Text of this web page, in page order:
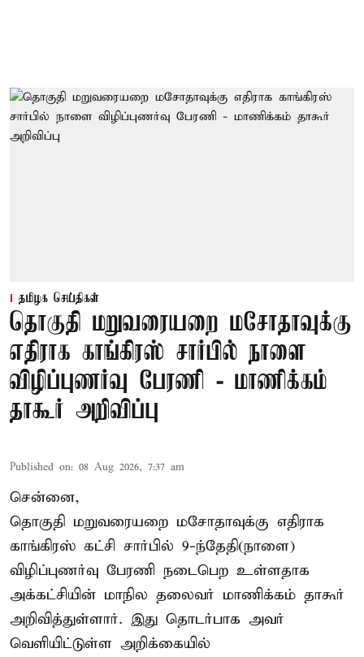
தமிழக செய்திகள்
தொகுதி மறுவரையறை மசோதாவுக்கு
எதிராக காங்கிரஸ் சார்பில் நாளை
விழிப்புணர்வு பேரணி - மாணிக்கம்
தாகூர் அறிவிப்பு
Published on: 08 Aug 2026, 7:37 am
சென்னை,
தொகுதி மறுவரையறை மசோதாவுக்கு எதிராக
காங்கிரஸ் கட்சி சார்பில் 9-ந்தேதி(நாளை)
விழிப்புணர்வு பேரணி நடைபெற உள்ளதாக
அக்கட்சியின் மாநில தலைவர் மாணிக்கம் தாகூர்
அறிவித்துள்ளார். இது தொடர்பாக அவர்
வெளியிட்டுள்ள அறிக்கையில்